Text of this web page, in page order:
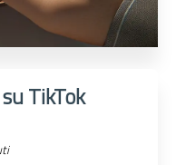
TikTok